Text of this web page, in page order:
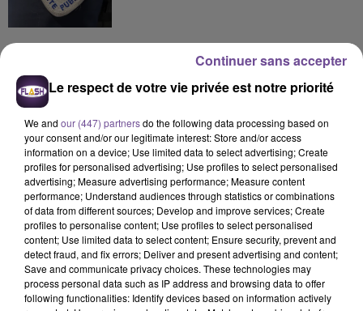
DERNIERS TITRES
9h07
9h07
STROMAE
Tous Les Mêmes
9h04
9h04
SOUND OF LEGEND
San Francisco
8h57
8h57
Jay Z Et Alicia Keys
Empire State Of Mind
Le respect de votre vie privée est notre priorité
We and our (447) partnersdo the following data processing based on
your consent and/or our legitimate interest: Store and/or access
information on a device; Use limited data to select advertising; Create
profiles for personalised advertising; Use profiles to select personalised
advertising; Measure advertising performance; Measure content
performance; Understand audiences through statistics or combinations
of data from different sources; Develop and improve services; Create
profiles to personalise content; Use profiles to select personalised
content; Use limited data to select content; Ensure security, prevent and
detect fraud, and fix errors; Deliver and present advertising and content;
Save and communicate privacy choices. These technologies may
process personal data such as IP address and browsing data to offer
following functionalities: Identify devices based on information actively
Continuer sans accepter